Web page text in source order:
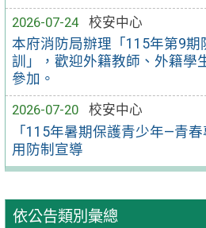
2026-07-24
校安中心
本府消防局辦理「115年第9期
訓」，歡迎外籍教師、外籍學
參加。
2026-07-20
校安中心
「115年暑期保護青少年—青
用防制宣導
依公告類別彙總